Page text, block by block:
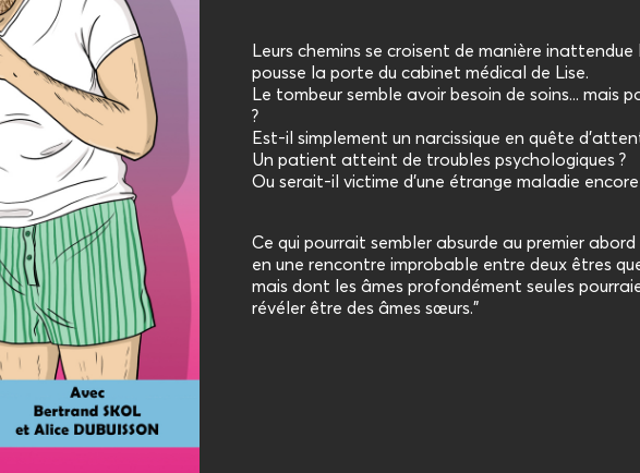
Leurs chemins se croisent de manière inattendue
pousse la porte du cabinet médical de Lise.
Le tombeur semble avoir besoin de soins... mais
?
Est-il simplement un narcissique en quête
Un patient atteint de troubles psychologiques ?
Ou serait-il victime d’une étrange maladie encore
Ce qui pourrait sembler absurde au premier
en une rencontre improbable entre deux êtres
mais dont les âmes profondément seules
révéler être des âmes sœurs."